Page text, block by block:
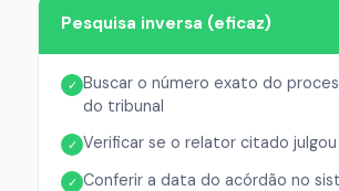
Pesquisa inversa (eficaz)
✓ Buscar o número exato do
do tribunal
✓ Verificar se o relator citado
✓ Conferir a data do acórdão no